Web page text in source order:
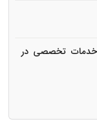
خدمات تخصصی در